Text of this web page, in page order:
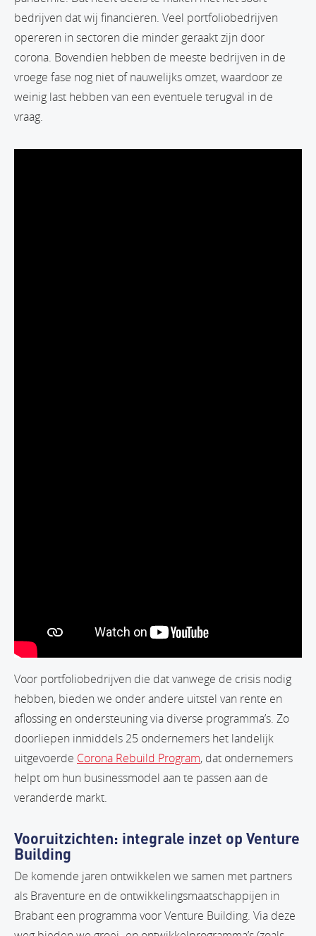
bedrijven dat wij financieren. Veel portfoliobedrijven
opereren in sectoren die minder geraakt zijn door
corona. Bovendien hebben de meeste bedrijven in de
vroege fase nog niet of nauwelijks omzet, waardoor ze
weinig last hebben van een eventuele terugval in de
vraag.
Voor portfoliobedrijven die dat vanwege de crisis nodig
hebben, bieden we onder andere uitstel van rente en
aflossing en ondersteuning via diverse programma’s. Zo
doorliepen inmiddels 25 ondernemers het landelijk
uitgevoerde Corona Rebuild Program, dat ondernemers
helpt om hun businessmodel aan te passen aan de
veranderde markt.
Vooruitzichten: integrale inzet op Venture
Building
De komende jaren ontwikkelen we samen met partners
als Braventure en de ontwikkelingsmaatschappijen in
Brabant een programma voor Venture Building. Via deze